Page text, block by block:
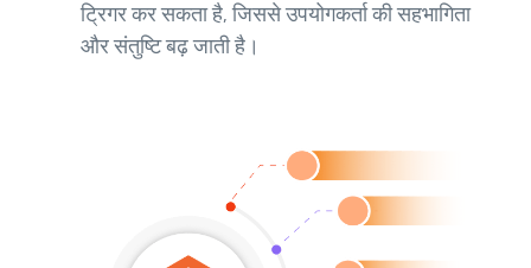
ट्रिगर कर सकता है, जिससे उपयोगकर्ता की सहभागिता
और संतुष्टि बढ़ जाती है।